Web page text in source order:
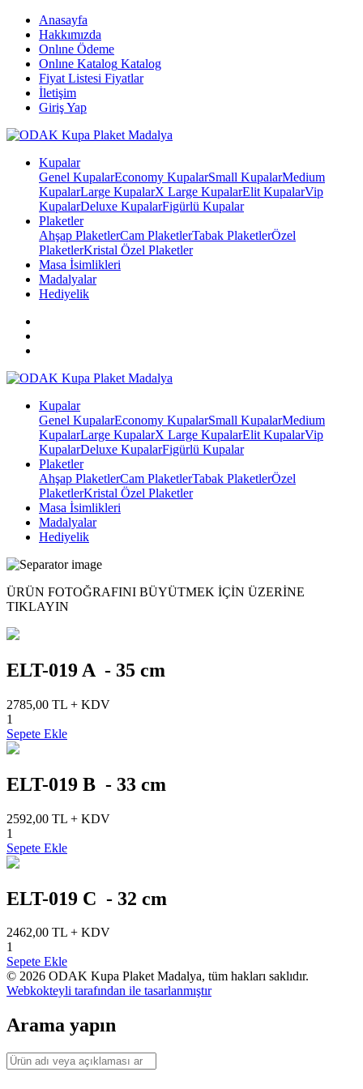
Anasayfa
Hakkımızda
Onlıne Ödeme
Onlıne Katalog Katalog
Fiyat Listesi Fiyatlar
İletişim
Giriş Yap
Kupalar
Genel KupalarEconomy KupalarSmall KupalarMedium
KupalarLarge KupalarX Large KupalarElit KupalarVip
KupalarDeluxe KupalarFigürlü Kupalar
Plaketler
Ahşap PlaketlerCam PlaketlerTabak PlaketlerÖzel
PlaketlerKristal Özel Plaketler
Masa İsimlikleri
Madalyalar
Hediyelik
Kupalar
Genel KupalarEconomy KupalarSmall KupalarMedium
KupalarLarge KupalarX Large KupalarElit KupalarVip
KupalarDeluxe KupalarFigürlü Kupalar
Plaketler
Ahşap PlaketlerCam PlaketlerTabak PlaketlerÖzel
PlaketlerKristal Özel Plaketler
Masa İsimlikleri
Madalyalar
Hediyelik
ÜRÜN FOTOĞRAFINI BÜYÜTMEK IÇIN ÜZERINE
TIKLAYIN
ELT-019 A - 35 cm
2785,00 TL + KDV
1
Sepete Ekle
ELT-019 B - 33 cm
2592,00 TL + KDV
1
Sepete Ekle
ELT-019 C - 32 cm
2462,00 TL + KDV
1
Sepete Ekle
© 2026 ODAK Kupa Plaket Madalya, tüm hakları saklıdır.
Webkokteyli tarafından ile tasarlanmıştır
Arama yapın